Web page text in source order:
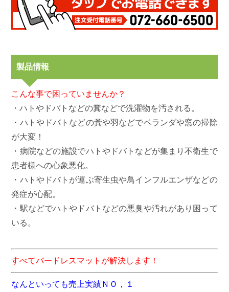
製品情報
こんな事で困っていませんか？
・ハトやドバトなどの糞などで洗濯物を汚される。
・ハトやドバトなどの糞や羽などでベランダや窓の掃除
が大変！
・病院などの施設でハトやドバトなどが集まり不衛生で
患者様への心象悪化。
・ハトやドバトが運ぶ寄生虫や鳥インフルエンザなどの
発症が心配。
・駅などでハトやドバトなどの悪臭や汚れがあり困って
いる。
すべてバードレスマットが解決します！
なんといっても売上実績ＮＯ，１